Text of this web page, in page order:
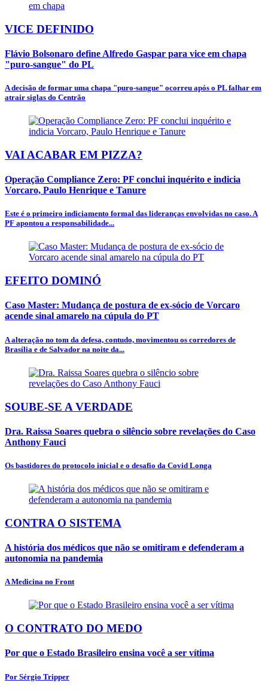
VICE DEFINIDO
Flávio Bolsonaro define Alfredo Gaspar para vice em chapa
"puro-sangue" do PL
A decisão de formar uma chapa "puro-sangue" ocorreu após o PL falhar em
atrair siglas do Centrão
VAI ACABAR EM PIZZA?
Operação Compliance Zero: PF conclui inquérito e indicia
Vorcaro, Paulo Henrique e Tanure
Este é o primeiro indiciamento formal das lideranças envolvidas no caso. A
PF apontou a responsabilidade...
EFEITO DOMINÓ
Caso Master: Mudança de postura de ex-sócio de Vorcaro
acende sinal amarelo na cúpula do PT
A alteração no tom da defesa, contudo, movimentou os corredores de
Brasília e de Salvador na noite da...
SOUBE-SE A VERDADE
Dra. Raissa Soares quebra o silêncio sobre revelações do Caso
Anthony Fauci
Os bastidores do protocolo inicial e o desafio da Covid Longa
CONTRA O SISTEMA
A história dos médicos que não se omitiram e defenderam a
autonomia na pandemia
A Medicina no Front
O CONTRATO DO MEDO
Por que o Estado Brasileiro ensina você a ser vítima
Por Sérgio Tripper